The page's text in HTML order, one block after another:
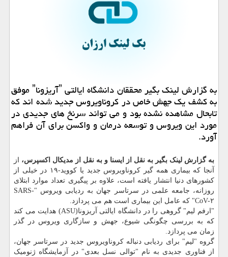
به گزارش لینك بگیر محققان دانشگاه ایالتی ˮآریزوناˮ موفق
به كشف یك جهش خاص در كروناویروس جدید شده اند كه
تابحال مشاهده نشده بود و می تواند سرنخ های جدیدی در
مورد این ویروس و توسعه درمان و واكسن برای آن فراهم
آورد.
به گزارش لینک بگیر به نقل از ایسنا و به نقل از مدیکال اکسپرس، از
آنجا که بیماری همه گیر کروناویروس جدید یا کووید-۱۹ در خیلی از
کشورهای دنیا انتشار یافته است، علاوه بر پیگیری تعداد موارد ابتلای
روزانه، جامعه علمی در سرتاسر جهان به ردیابی ویروس "SARS-
CoV-۲" که عامل این بیماری است هم می پردازد.
"ارفم لیم" گروهی را در دانشگاه ایالتی آریزونا(ASU) هدایت می کند
که به بررسی چگونگی شیوع، جهش و سازگاری ویروس در گذر
زمان می پردازد.
گروه "لیم" برای ردیابی دنباله کروناویروس جدید در سرتاسر جهان،
از فناوری جدیدی به نام "توالی نسل بعدی" در آزمایشگاه ژنومیک